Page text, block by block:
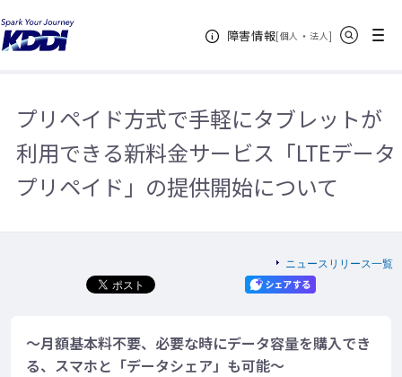
障害情報[個人 ・ 法人新規ウィンドウ
]
メニュー
KDDIホーム
ペイド方式で手軽にタブレットが利用できる新料金サービス「LTEデータプリ
ペイド」の提供開始について
プリペイド方式で手軽にタブレットが
利用できる新料金サービス「LTEデータ
プリペイド」の提供開始について
ニュースリリース一覧
～月額基本料不要、必要な時にデータ容量を購入でき
る、スマホと「データシェア」も可能～